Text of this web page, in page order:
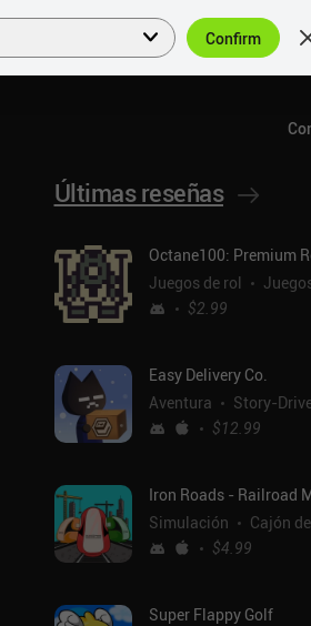
ES
Últimas reseñas
Juegos de rol
$2.99
Easy Delivery Co.
Aventura
Story-
$12.99
Simulación
Cajón
$4.99
Super Flappy Golf
Confirm